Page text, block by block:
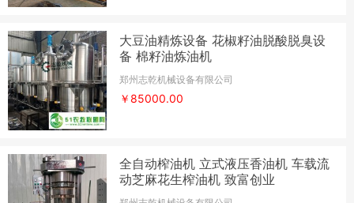
大豆油精炼设备 花椒籽油脱酸脱臭设
备 棉籽油炼油机
郑州志乾机械设备有限公司
￥85000.00
全自动榨油机 立式液压香油机 车载流
动芝麻花生榨油机 致富创业